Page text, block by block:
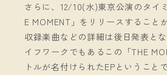
さらに、12/10(水)東京公演のタイ
E MOMENT」をリリースすること
収録楽曲などの詳細は後日発表と
イフワークでもあるこの「THE
トルが名付けられたEPということ